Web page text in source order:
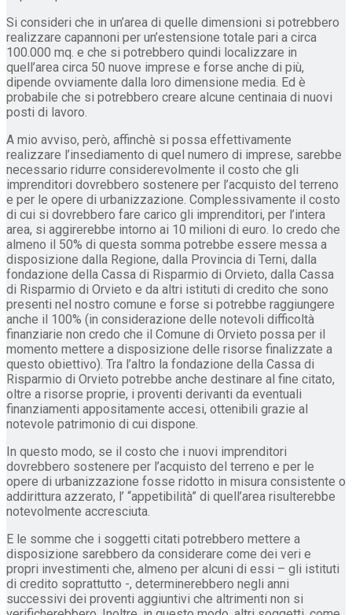
Si consideri che in un’area di quelle dimensioni si potrebbero
realizzare capannoni per un’estensione totale pari a circa
100.000 mq. e che si potrebbero quindi localizzare in
quell’area circa 50 nuove imprese e forse anche di più,
dipende ovviamente dalla loro dimensione media. Ed è
probabile che si potrebbero creare alcune centinaia di nuovi
posti di lavoro.
A mio avviso, però, affinchè si possa effettivamente
realizzare l’insediamento di quel numero di imprese, sarebbe
necessario ridurre considerevolmente il costo che gli
imprenditori dovrebbero sostenere per l’acquisto del terreno
e per le opere di urbanizzazione. Complessivamente il costo
di cui si dovrebbero fare carico gli imprenditori, per l’intera
area, si aggirerebbe intorno ai 10 milioni di euro. Io credo che
almeno il 50% di questa somma potrebbe essere messa a
disposizione dalla Regione, dalla Provincia di Terni, dalla
fondazione della Cassa di Risparmio di Orvieto, dalla Cassa
di Risparmio di Orvieto e da altri istituti di credito che sono
presenti nel nostro comune e forse si potrebbe raggiungere
anche il 100% (in considerazione delle notevoli difficoltà
finanziarie non credo che il Comune di Orvieto possa per il
momento mettere a disposizione delle risorse finalizzate a
questo obiettivo). Tra l’altro la fondazione della Cassa di
Risparmio di Orvieto potrebbe anche destinare al fine citato,
oltre a risorse proprie, i proventi derivanti da eventuali
finanziamenti appositamente accesi, ottenibili grazie al
notevole patrimonio di cui dispone.
In questo modo, se il costo che i nuovi imprenditori
dovrebbero sostenere per l’acquisto del terreno e per le
opere di urbanizzazione fosse ridotto in misura consistente o
addirittura azzerato, l’ “appetibilità” di quell’area risulterebbe
notevolmente accresciuta.
E le somme che i soggetti citati potrebbero mettere a
disposizione sarebbero da considerare come dei veri e
propri investimenti che, almeno per alcuni di essi – gli istituti
di credito soprattutto -, determinerebbero negli anni
successivi dei proventi aggiuntivi che altrimenti non si